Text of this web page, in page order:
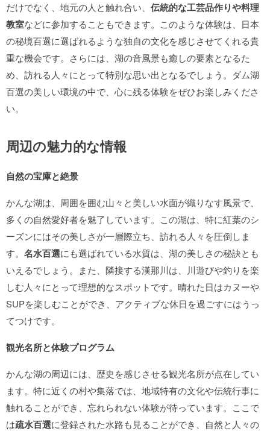
だけでなく、地元の人と触れ合い、 伝統的な工芸品作りや料理
教室などに参加することもできます。このような体験は、日本
の秘境百選に選ばれるような独自の文化を感じさせてくれる貴
重な機会です。さらには、湖の音風景も癒しの要素となるた
め、訪れる人々にとって特別な思い出となるでしょう。ダム湖
百選の美しい環境の中で、心に残る体験をぜひお楽しみくださ
い。
周辺の魅力的な情報
自然の宝庫と絶景
かんな湖は、周囲を囲む山々と美しい水面が織りなす風景で、
多くの自然愛好者を魅了しています。この湖は、特に紅葉のシ
ーズンにはその美しさが一層際立ち、訪れる人々を圧倒しま
す。 名水百選にも選ばれている水質は、湖の美しさの秘訣とも
いえるでしょう。また、隣接する漢那川は、川遊びや釣りを楽
しむ人々にとって理想的なスポットです。晴れた日はカヌーや
SUPを楽しむことができ、アクティブな休日を過ごすにはうっ
てつけです。
観光名所と体験プログラム
かんな湖の周辺には、歴史を感じさせる観光名所が点在してい
ます。特に近くの村や集落では、地域特有の文化や伝統行事に
触れることができ、忘れられない体験が待っています。ここで
は疏水百選に登録された水路も見ることができ、自然と人々の